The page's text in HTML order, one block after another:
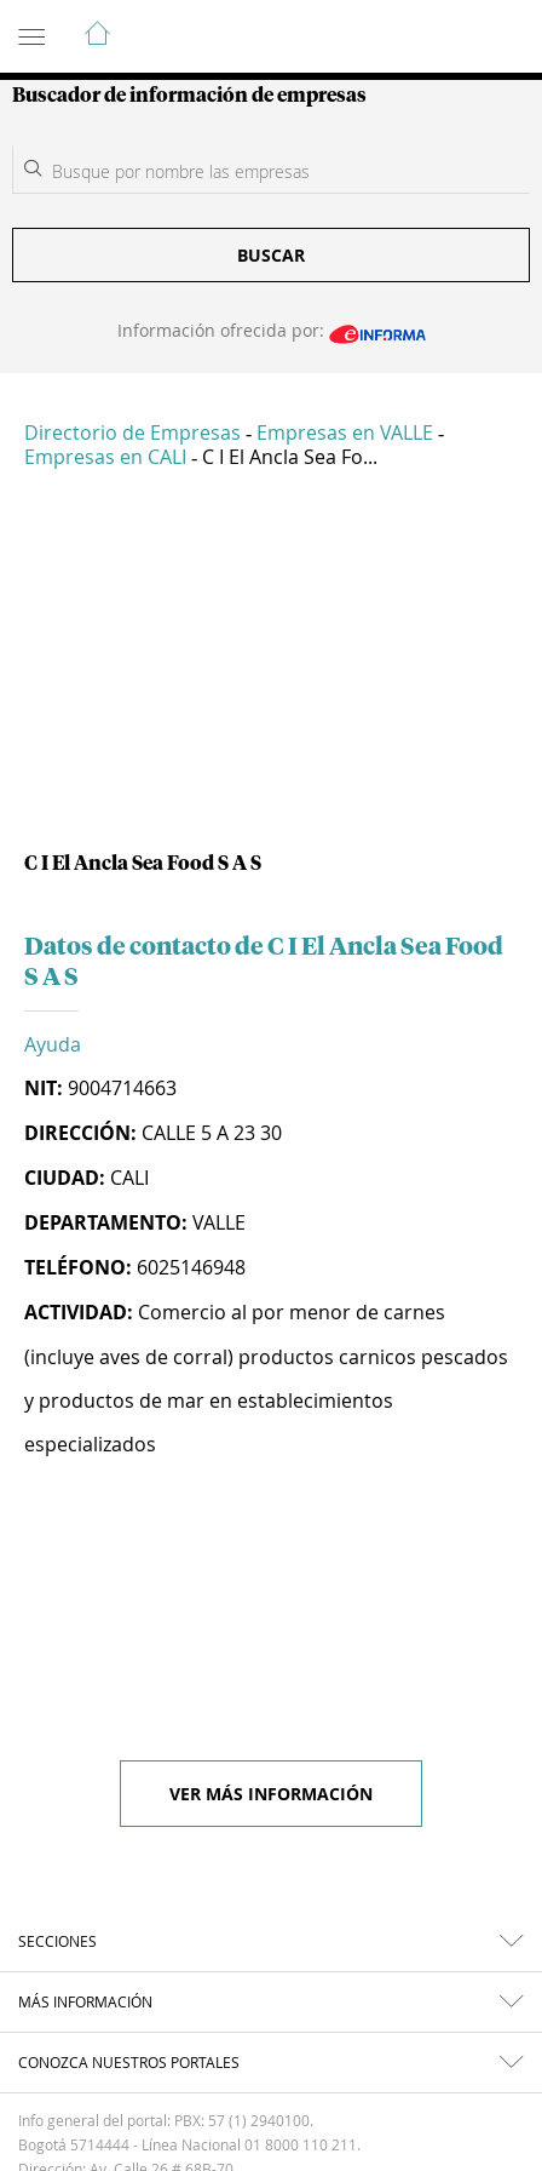
Guía de Empresas Colombianas
Buscador de información de empresas
BUSCAR
Información ofrecida por:
Directorio de Empresas - Empresas en VALLE -
Empresas en CALI - C I El Ancla Sea Fo...
C I El Ancla Sea Food S A S
Datos de contacto de C I El Ancla Sea Food
S A S
Ayuda
NIT: 9004714663
DIRECCIÓN: CALLE 5 A 23 30
CIUDAD: CALI
DEPARTAMENTO: VALLE
TELÉFONO: 6025146948
ACTIVIDAD: Comercio al por menor de carnes
(incluye aves de corral) productos carnicos pescados
y productos de mar en establecimientos
especializados
VER MÁS INFORMACIÓN
SECCIONES
MÁS INFORMACIÓN
CONOZCA NUESTROS PORTALES
Info general del portal: PBX: 57 (1) 2940100.
Bogotá 5714444 - Línea Nacional 01 8000 110 211.